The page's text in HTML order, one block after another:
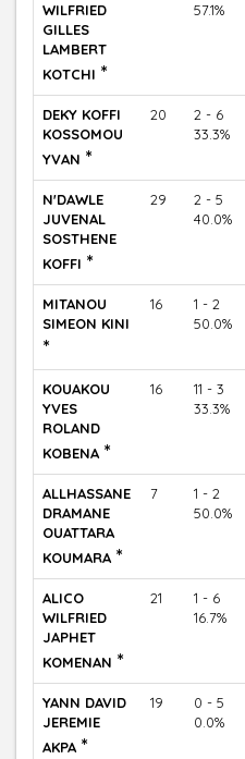
WILFRIED
GILLES
LAMBERT
KOTCHI *
57.1%
DEKY KOFFI
KOSSOMOU
YVAN *
20
2 - 6
33.3%
N'DAWLE
JUVENAL
SOSTHENE
KOFFI *
29
2 - 5
40.0%
MITANOU
SIMEON KINI
*
16
1 - 2
50.0%
KOUAKOU
YVES
ROLAND
KOBENA *
16
11 - 3
33.3%
ALLHASSANE
DRAMANE
OUATTARA
KOUMARA *
7
1 - 2
50.0%
ALICO
WILFRIED
JAPHET
KOMENAN *
21
1 - 6
16.7%
YANN DAVID
JEREMIE
AKPA *
19
0 - 5
0.0%